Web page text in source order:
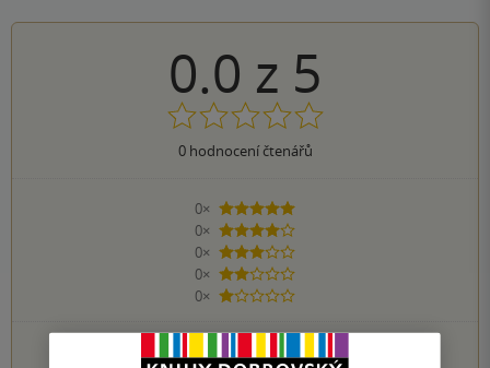
0.0 z 5
0hodnocení čtenářů
0×
5 hvězdiček
0×
4 hvězdičky
0×
3 hvězdičky
0×
2 hvězdičky
0×
1 hvezdička